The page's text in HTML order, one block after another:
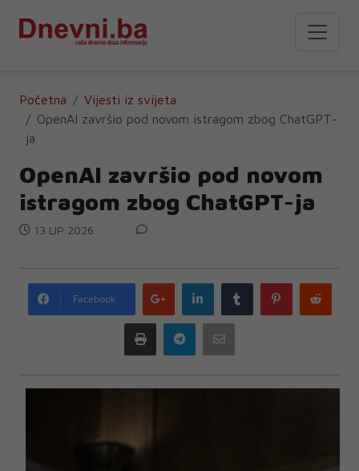
Početna
Vijesti iz svijeta
OpenAI završio pod novom istragom zbog ChatGPT-
ja
OpenAI završio pod novom
istragom zbog ChatGPT-ja
13 LIP 2026
Facebook
Google
plus
LinkedIn Tumblr Pinterest
Print Telegram